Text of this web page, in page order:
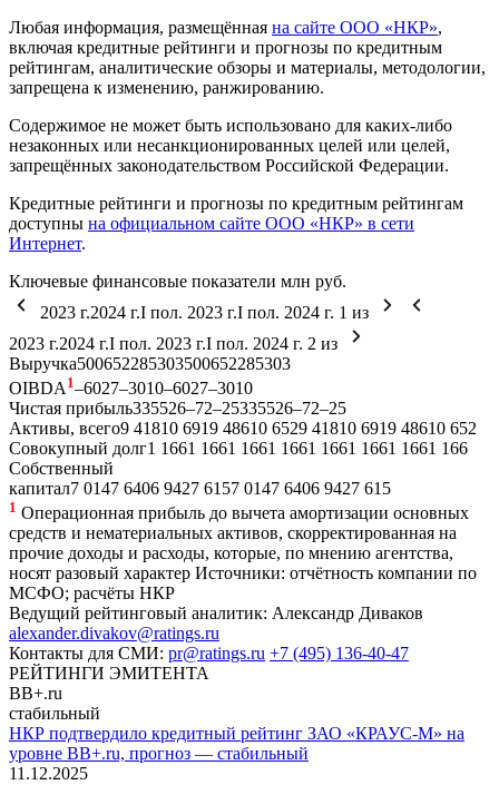
Любая информация, размещённая на сайте ООО «НКР»,
включая кредитные рейтинги и прогнозы по кредитным
рейтингам, аналитические обзоры и материалы, методологии,
запрещена к изменению, ранжированию.
Содержимое не может быть использовано для каких-либо
незаконных или несанкционированных целей или целей,
запрещённых законодательством Российской Федерации.
Кредитные рейтинги и прогнозы по кредитным рейтингам
доступны на официальном сайте ООО «НКР» в сети
Интернет.
Ключевые финансовые показатели млн руб.
2023 г.2024 г.I пол. 2023 г.I пол. 2024 г. 1 из
2023 г.2024 г.I пол. 2023 г.I пол. 2024 г. 2 из
Выручка500652285303500652285303
OIBDA 1–6027–3010–6027–3010
Чистая прибыль335526–72–25335526–72–25
Активы, всего9 41810 6919 48610 6529 41810 6919 48610 652
Совокупный долг1 1661 1661 1661 1661 1661 1661 1661 166
Собственный
капитал7 0147 6406 9427 6157 0147 6406 9427 615
1 Операционная прибыль до вычета амортизации основных
средств и нематериальных активов, скорректированная на
прочие доходы и расходы, которые, по мнению агентства,
носят разовый характер Источники: отчётность компании по
МСФО; расчёты НКР
Ведущий рейтинговый аналитик: Александр Диваков
alexander.divakov@ratings.ru
Контакты для СМИ: pr@ratings.ru +7 (495) 136-40-47
РЕЙТИНГИ ЭМИТЕНТА
BB+.ru
стабильный
НКР подтвердило кредитный рейтинг ЗАО «КРАУС-М» на
уровне BB+.ru, прогноз — стабильный
11.12.2025